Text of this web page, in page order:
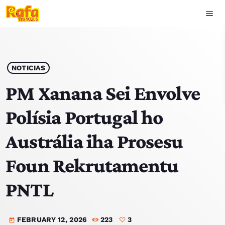
menu
play_arrow OUVIR RAFA
HOME
NOTISIA
EKIPA
TOP 15
PODCAST SIRA
NOTICIAS
PM Xanana Sei Envolve
Polísia Portugal ho
Austrália iha Prosesu
Foun Rekrutamentu
PNTL
today FEBRUARY 12, 2026 223 3